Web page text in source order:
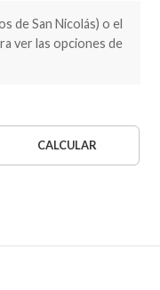
de San Nicolás) o el
ver las opciones de
CALCULAR